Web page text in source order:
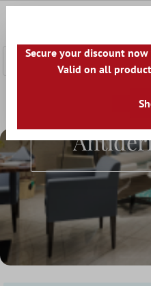
Secure your discount
Valid on all